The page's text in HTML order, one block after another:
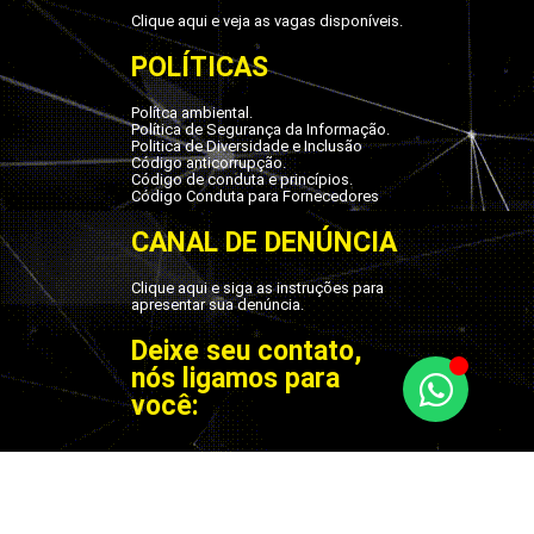
Clique aqui e veja as vagas disponíveis.
POLÍTICAS
Polítca ambiental.
Política de Segurança da Informação.
Politica de Diversidade e Inclusão
Código anticorrupção.
Código de conduta e princípios.
Código Conduta para Fornecedores
CANAL DE DENÚNCIA
Clique aqui e siga as instruções para
apresentar sua denúncia.
Deixe seu contato,
nós ligamos para
você: